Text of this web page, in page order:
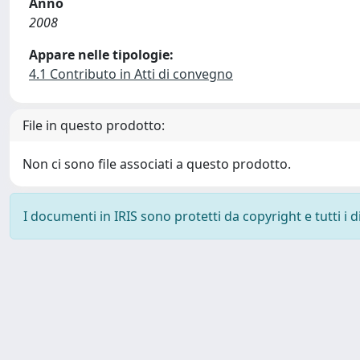
2008
Appare nelle tipologie:
4.1 Contributo in Atti di convegno
File in questo prodotto:
Non ci sono file associati a questo prodotto.
I documenti in IRIS sono protetti da copyright e tutti i